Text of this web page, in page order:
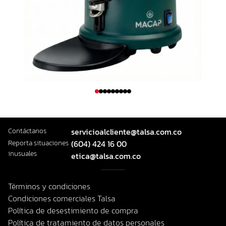
Contáctanos servicioalcliente@talsa.com.co
Reporta situaciones
inusuales
(604) 424 16 00
etica@talsa.com.co
Términos y condiciones
Condiciones comerciales Talsa
Política de desestimiento de compra
Política de tratamiento de datos personales